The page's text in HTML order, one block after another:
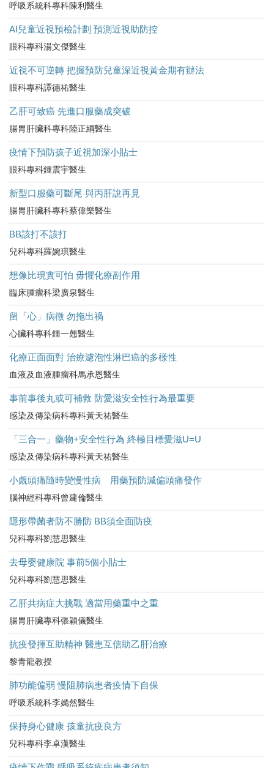
呼吸系統科專科陳利醫生
AI兒童近視預檢計劃 預測近視助防控
眼科專科湯文傑醫生
近視不可逆轉 把握預防兒童深近視黃金期有辦法
眼科專科譚德祐醫生
乙肝可致癌 先進口服藥成突破
腸胃肝臟科專科陸正綱醫生
疫情下預防孩子近視加深小貼士
眼科專科鍾震宇醫生
新型口服藥可斷尾 與丙肝說再見
腸胃肝臟科專科蔡偉樂醫生
BB該打不該打
兒科專科羅婉琪醫生
想像比現實可怕 毋懼化療副作用
臨床腫瘤科梁廣泉醫生
留「心」病徵 勿拖出禍
心臟科專科鍾一翹醫生
化療正面面對 治療濾泡性淋巴癌的多樣性
血液及血液腫瘤科馬承恩醫生
事前事後丸或可補救 防愛滋安全性行為最重要
感染及傳染病科專科黃天祐醫生
「三合一」藥物+安全性行為 終極目標愛滋U=U
感染及傳染病科專科黃天祐醫生
小覤頭痛隨時變慢性病 用藥預防減偏頭痛發作
腦神經科專科曾建倫醫生
隱形帶菌者防不勝防 BB須全面防疫
兒科專科劉慧思醫生
去母嬰健康院 事前5個小貼士
兒科專科劉慧思醫生
乙肝共病症大挑戰 適當用藥重中之重
腸胃肝臟專科張穎儀醫生
抗疫發揮互助精神 醫患互信助乙肝治療
黎青龍教授
肺功能偏弱 慢阻肺病患者疫情下自保
呼吸系統科李嫣然醫生
保持身心健康 孩童抗疫良方
兒科專科李卓漢醫生